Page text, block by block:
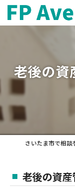
老後の資
老後の資